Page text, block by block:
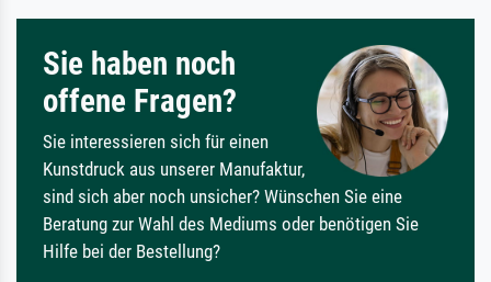
Sie haben noch
offene Fragen?
Sie interessieren sich für einen
Kunstdruck aus unserer Manufaktur,
sind sich aber noch unsicher? Wünschen Sie eine
Beratung zur Wahl des Mediums oder benötigen Sie
Hilfe bei der Bestellung?